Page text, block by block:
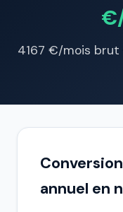
4167 €/mois brut
annuel en